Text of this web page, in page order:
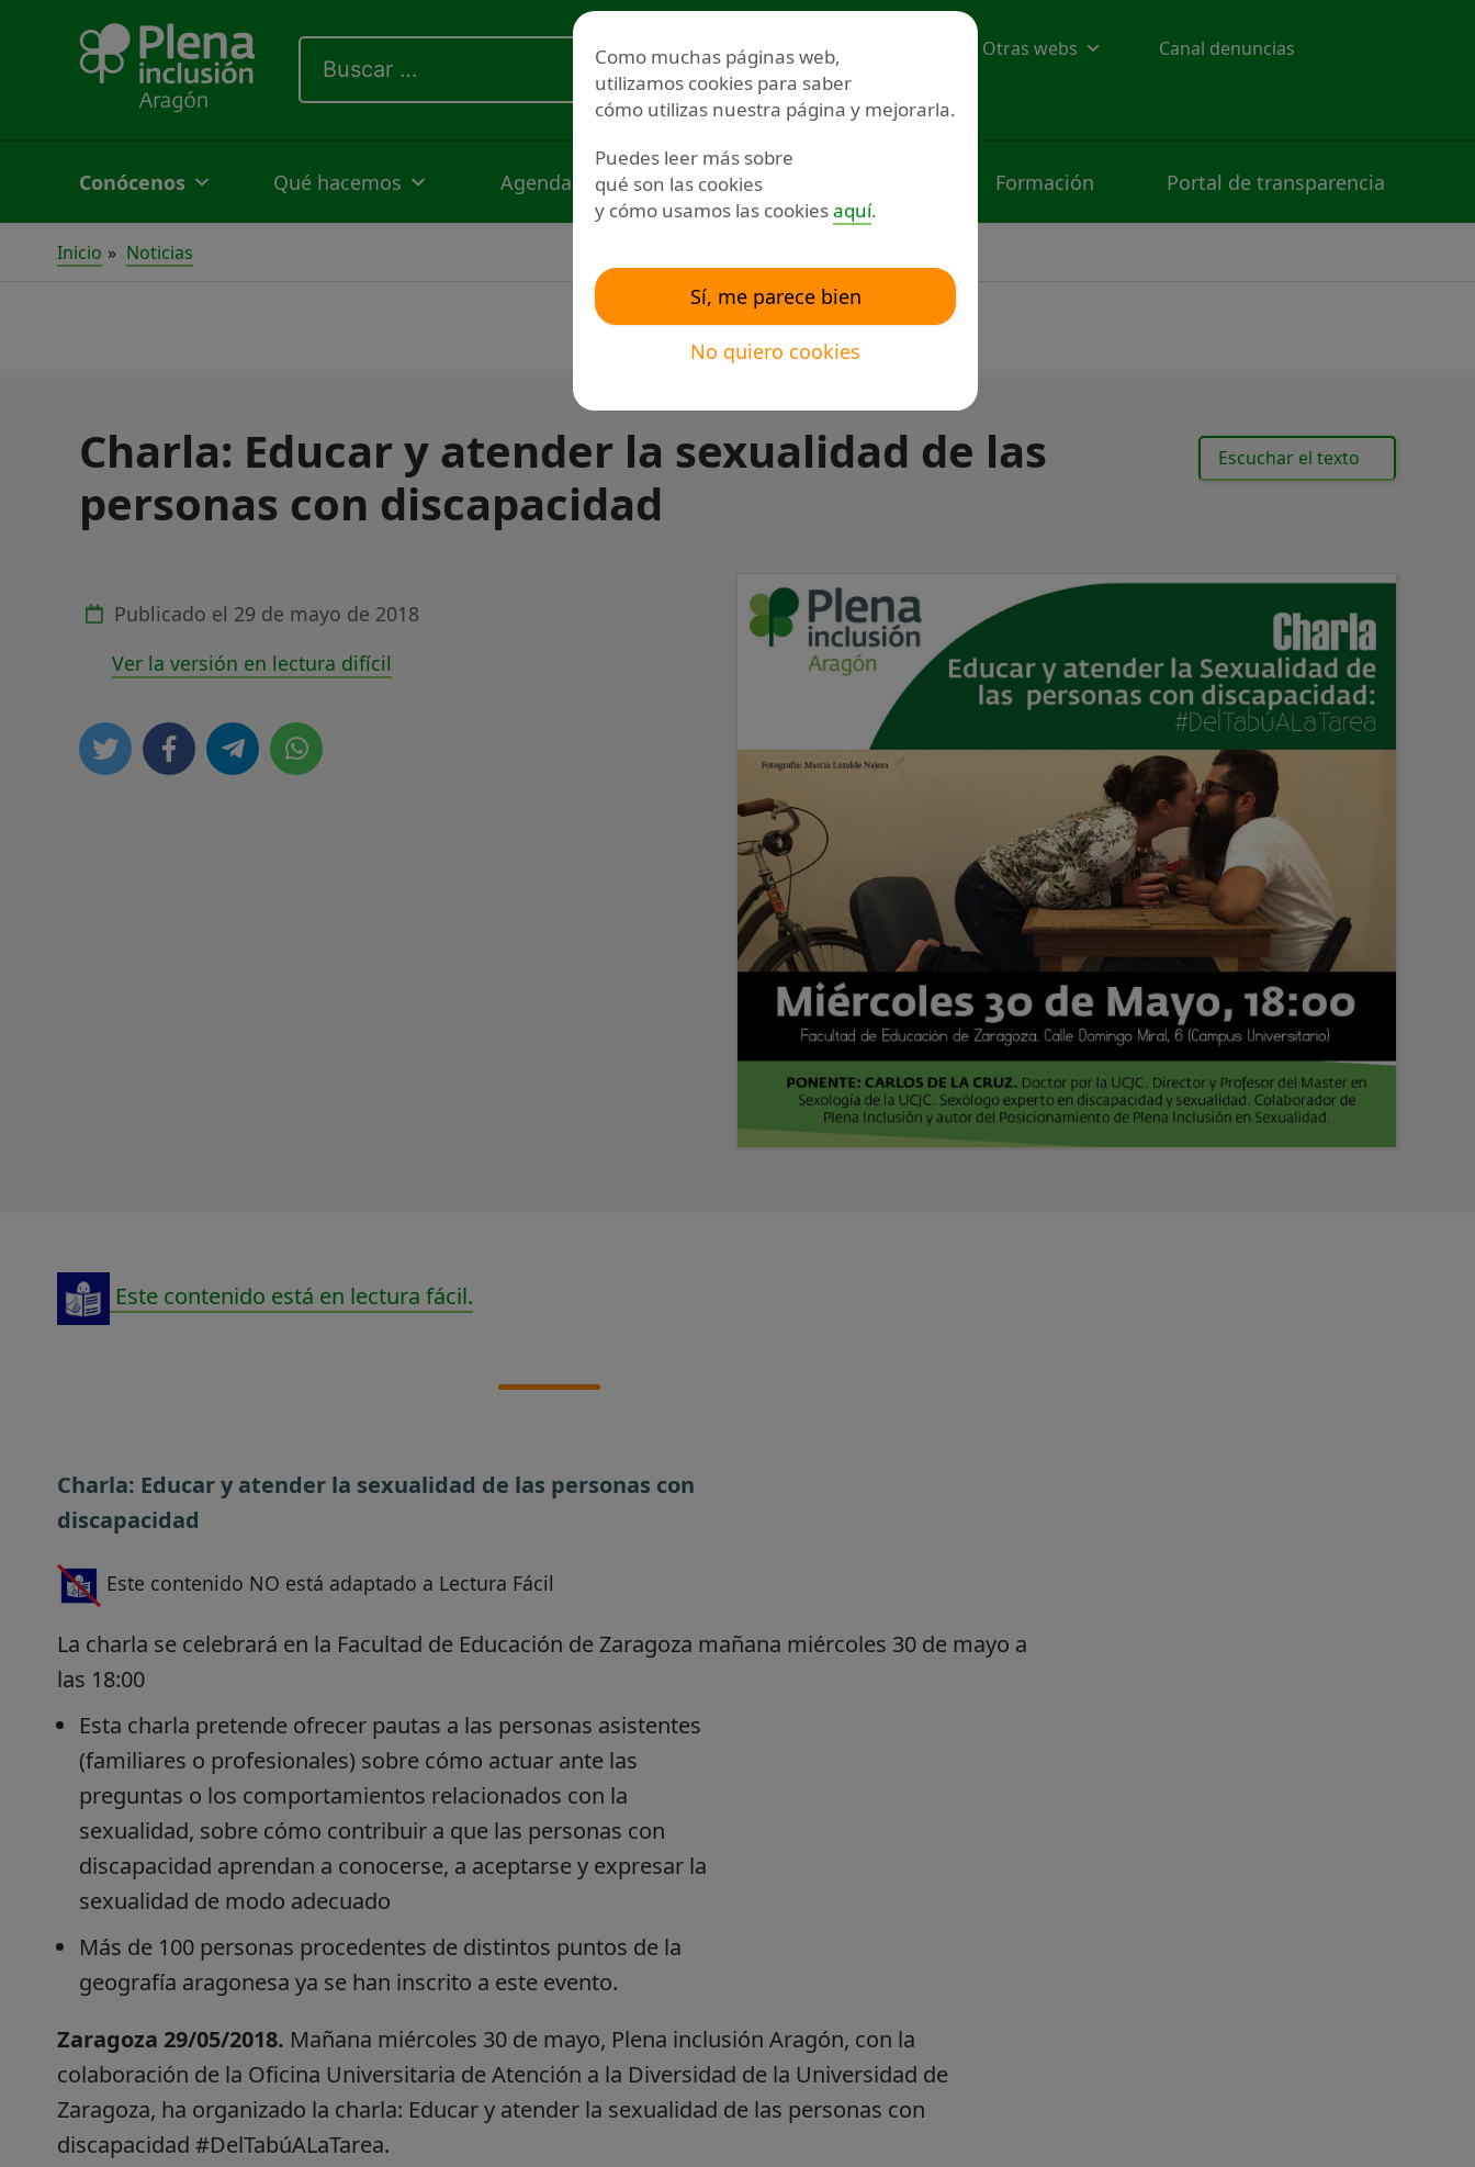
contenido
por:
Redes sociales Otras webs
Canal denuncias
Voluntariado
Conócenos Qué hacemos Agenda Noticias Formación Portal de transparencia
Inicio Noticias
Charla: Educar y atender la sexualidad de las
personas con discapacidad
Escuchar el texto
Publicado el 29 de mayo de 2018
Ver la versión en lectura difícil
Este contenido está en lectura fácil.
Charla: Educar y atender la sexualidad de las personas con
discapacidad
Este contenido NO está adaptado a Lectura Fácil
La charla se celebrará en la Facultad de Educación de Zaragoza mañana miércoles 30 de mayo a
las 18:00
Esta charla pretende ofrecer pautas a las personas asistentes
(familiares o profesionales) sobre cómo actuar ante las
preguntas o los comportamientos relacionados con la
sexualidad, sobre cómo contribuir a que las personas con
discapacidad aprendan a conocerse, a aceptarse y expresar la
sexualidad de modo adecuado
Más de 100 personas procedentes de distintos puntos de la
geografía aragonesa ya se han inscrito a este evento.
Zaragoza 29/05/2018. Mañana miércoles 30 de mayo, Plena inclusión Aragón, con la
colaboración de la Oficina Universitaria de Atención a la Diversidad de la Universidad de
Zaragoza, ha organizado la charla: Educar y atender la sexualidad de las personas con
discapacidad #DelTabúALaTarea.
Como muchas páginas web,
utilizamos cookies para saber
cómo utilizas nuestra página y mejorarla.
Puedes leer más sobre
qué son las cookies
y cómo usamos las cookiesaquí.
Sí, me parece bien
No quiero cookies